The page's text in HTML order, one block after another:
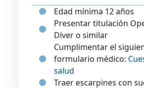
Edad mínima 12 años
Presentar titulación
Diver o similar
Cumplimentar el
formulario médico:
salud
Traer escarpines con